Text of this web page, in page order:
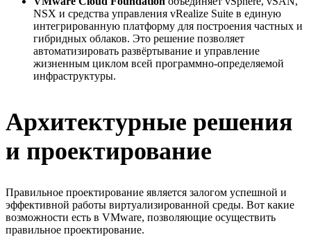
NSX и средства управления vRealize Suite в единую
интегрированную платформу для построения частных и
гибридных облаков. Это решение позволяет
автоматизировать развёртывание и управление
жизненным циклом всей программно-определяемой
инфраструктуры.
Архитектурные решения
и проектирование
Правильное проектирование является залогом успешной и
эффективной работы виртуализированной среды. Вот какие
возможности есть в VMware, позволяющие осуществить
правильное проектирование.